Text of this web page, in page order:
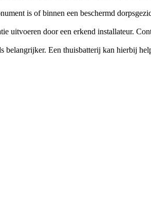
is of binnen een beschermd
door een erkend installateur.
Een thuisbatterij kan hierbij